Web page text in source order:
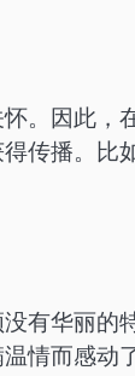
。因此，
传播。比
有华丽的
情而感动